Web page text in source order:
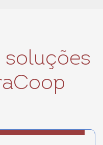
soluções